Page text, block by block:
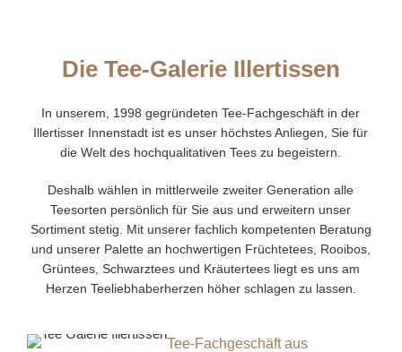
Die Tee-Galerie Illertissen
In unserem, 1998 gegründeten Tee-Fachgeschäft in der
Illertisser Innenstadt ist es unser höchstes Anliegen, Sie für
die Welt des hochqualitativen Tees zu begeistern.
Deshalb wählen in mittlerweile zweiter Generation alle
Teesorten persönlich für Sie aus und erweitern unser
Sortiment stetig. Mit unserer fachlich kompetenten Beratung
und unserer Palette an hochwertigen Früchtetees, Rooibos,
Grüntees, Schwarztees und Kräutertees liegt es uns am
Herzen Teeliebhaberherzen höher schlagen zu lassen.
Tee-Fachgeschäft aus